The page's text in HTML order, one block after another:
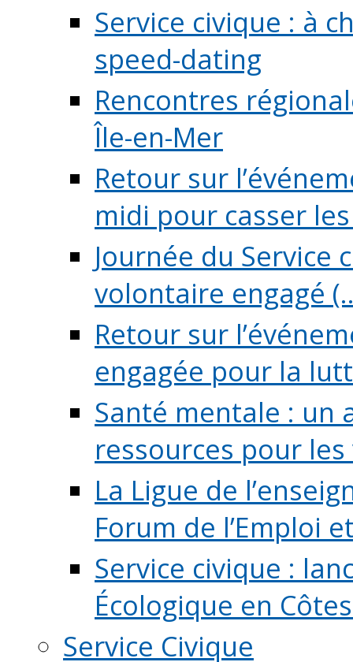
Service civique : à
speed-dating
Rencontres
Île-en-Mer
Retour sur
midi pour casser les
Journée du Service
volontaire engagé
Retour sur
engagée pour la
Santé mentale : un
ressources pour
La Ligue de
Forum de l’Emploi
Service civique :
Écologique en
Service Civique